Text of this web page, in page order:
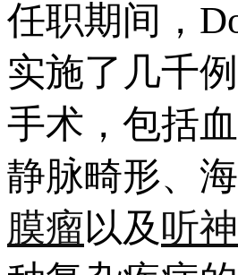
任职期间，
实施了几千
手术，包括
静脉畸形、
膜瘤以及 听